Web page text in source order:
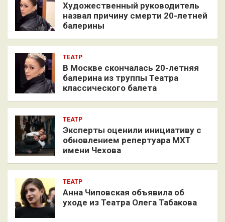
Художественный руководитель
назвал причину смерти 20-летней
балерины
ТЕАТР
В Москве скончалась 20-летняя
балерина из труппы Театра
классического балета
ТЕАТР
Эксперты оценили инициативу с
обновлением репертуара МХТ
имени Чехова
ТЕАТР
Анна Чиповская объявила об
уходе из Театра Олега Табакова